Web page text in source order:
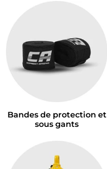
Bandes de protection et
sous gants